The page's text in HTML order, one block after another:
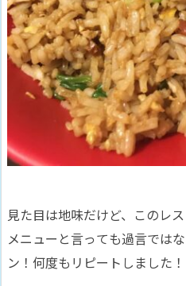
見た目は地味だけど、このレ
メニューと言っても過言では
ン！何度もリピートしました！